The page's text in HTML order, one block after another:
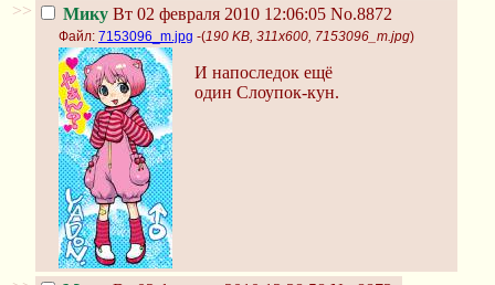
>> Мику Вт 02 февраля 2010 12:06:05 No.8872
Файл: 7153096_m.jpg -(190 KB, 311x600, 7153096_m.jpg)
И напоследок ещё
один Слоупок-кун.